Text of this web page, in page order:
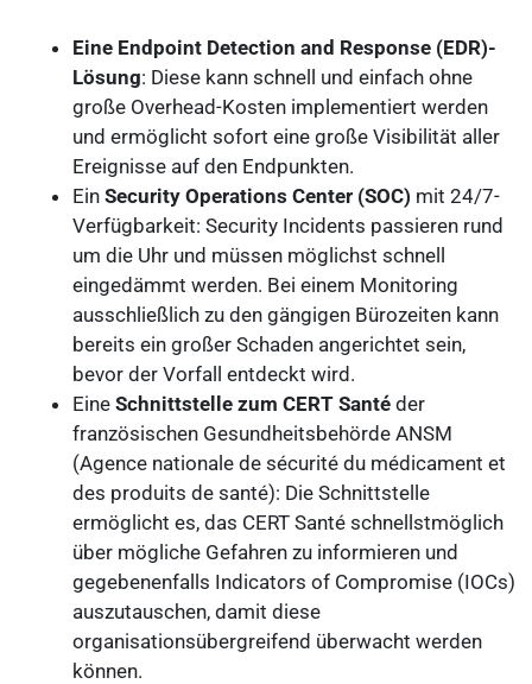
Eine Endpoint Detection and Response (EDR)-
Lösung: Diese kann schnell und einfach ohne
große Overhead-Kosten implementiert werden
und ermöglicht sofort eine große Visibilität aller
Ereignisse auf den Endpunkten.
Ein Security Operations Center (SOC) mit 24/7-
Verfügbarkeit: Security Incidents passieren rund
um die Uhr und müssen möglichst schnell
eingedämmt werden. Bei einem Monitoring
ausschließlich zu den gängigen Bürozeiten kann
bereits ein großer Schaden angerichtet sein,
bevor der Vorfall entdeckt wird.
Eine Schnittstelle zum CERT Santé der
französischen Gesundheitsbehörde ANSM
(Agence nationale de sécurité du médicament et
des produits de santé): Die Schnittstelle
ermöglicht es, das CERT Santé schnellstmöglich
über mögliche Gefahren zu informieren und
gegebenenfalls Indicators of Compromise (IOCs)
auszutauschen, damit diese
organisationsübergreifend überwacht werden
können.